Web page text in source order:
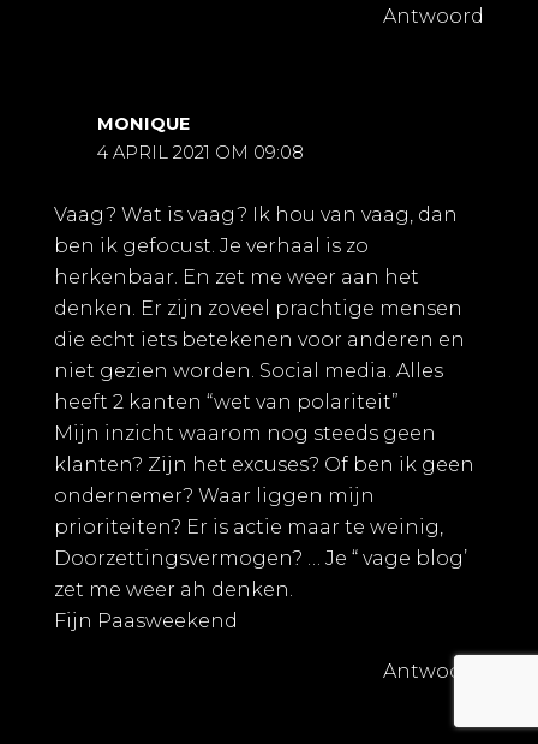
Antwoord
MONIQUE
4 APRIL 2021 OM 09:08
Vaag? Wat is vaag? Ik hou van vaag, dan
ben ik gefocust. Je verhaal is zo
herkenbaar. En zet me weer aan het
denken. Er zijn zoveel prachtige mensen
die echt iets betekenen voor anderen en
niet gezien worden. Social media. Alles
heeft 2 kanten “wet van polariteit”
Mijn inzicht waarom nog steeds geen
klanten? Zijn het excuses? Of ben ik geen
ondernemer? Waar liggen mijn
prioriteiten? Er is actie maar te weinig,
Doorzettingsvermogen? … Je “ vage blog’
zet me weer ah denken.
Fijn Paasweekend
Antwoord